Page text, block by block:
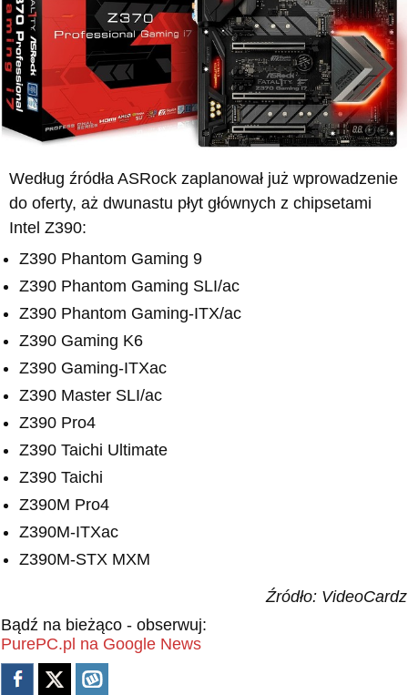
Według źródła ASRock zaplanował już wprowadzenie
do oferty, aż dwunastu płyt głównych z chipsetami
Intel Z390:
Z390 Phantom Gaming 9
Z390 Phantom Gaming SLI/ac
Z390 Phantom Gaming-ITX/ac
Z390 Gaming K6
Z390 Gaming-ITXac
Z390 Master SLI/ac
Z390 Pro4
Z390 Taichi Ultimate
Z390 Taichi
Z390M Pro4
Z390M-ITXac
Z390M-STX MXM
Źródło: VideoCardz
Bądź na bieżąco - obserwuj:
PurePC.pl na Google News